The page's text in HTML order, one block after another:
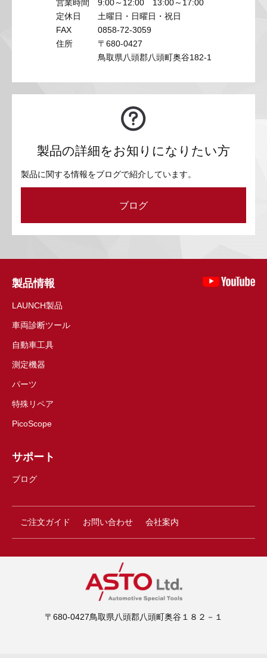
営業時間
9:00～12:00 13:00～17:00
定休日
土曜日・日曜日・祝日
FAX
0858-72-3059
住所
〒680-0427
鳥取県八頭郡八頭町奥谷182-1
製品の詳細をお知りになりたい方
製品に関する情報をブログで紹介しています。
ブログ
製品情報
LAUNCH製品
車両診断ツール
自動車工具
測定機器
パーツ
特殊リペア
PicoScope
サポート
ブログ
ご注文ガイド お問い合わせ 会社案内
〒680-0427鳥取県八頭郡八頭町奥谷１８２－１